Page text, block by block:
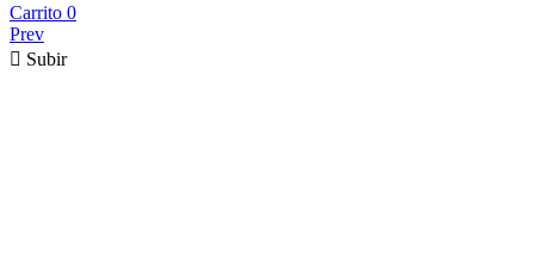
Carrito 0
Prev
 Subir